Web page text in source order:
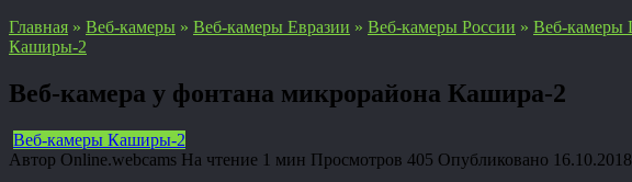
Главная » Веб-камеры » Веб-камеры Евразии » Веб-камеры России » Веб-камеры
Каширы-2
Веб-камера у фонтана микрорайона Кашира-2
Веб-камеры Каширы-2
Автор Online.webcams На чтение 1 мин Просмотров 405 Опубликовано 16.10.2018